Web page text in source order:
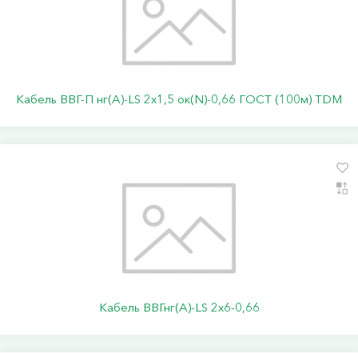
Кабель ВВГ-П нг(А)-LS 2х1,5 ок(N)-0,66 ГОСТ (100м) TDM
Кабель ВВГнг(А)-LS 2х6-0,66